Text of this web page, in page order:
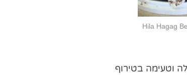
Hila Hagag
וטעימה בטירוף